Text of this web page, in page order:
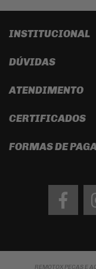
INSTITUCIONAL
DÚVIDAS
ATENDIMENTO
CERTIFICADOS
FORMAS DE
REMOTOX PEÇAS E